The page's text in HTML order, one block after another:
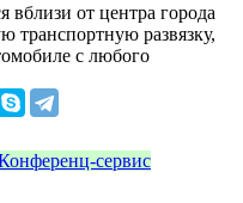
вблизи от центра города
транспортную развязку,
с любого
сервис